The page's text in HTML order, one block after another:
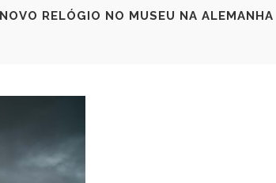
RELÓGIO NO MUSEU NA ALEMANHA